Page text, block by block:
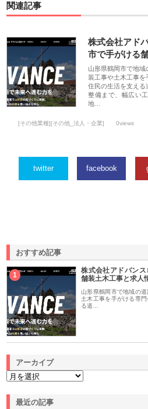
関連記事
株式会社アド
市で手がける
山形県鶴岡市で地
装工事や土木工事
住民の生活を支え
整備まで、幅広い
地…
[その他業種][その他_法人・企業] 0views
twitter facebook
おすすめ記事
1
株式会社アドバン
舗装土木工事と求人
山形県鶴岡市で地域の
土木工事を手がける専
る道…
アーカイブ
最近の記事